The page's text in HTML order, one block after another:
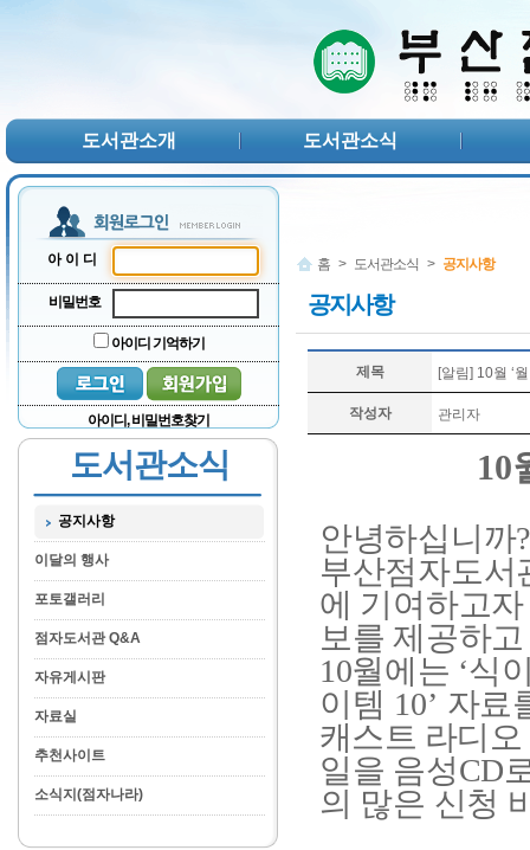
도서관소개 도서관소식
아이디
비밀번호
아이디 기억하기
아이디, 비밀번호찾기
도서관소식
공지사항
이달의 행사
포토갤러리
점자도서관 Q&A
자유게시판
자료실
추천사이트
소식지(점자나라)
홈 > 도서관소식 > 공지사항
공지사항
제목 [알림] 10월 ‘
작성자 관리자
10
안녕하십니까?
부산점자도서
에 기여하고
보를 제공하
10월에는 ‘식
이템 10’ 자료
캐스트 라디
일을 음성CD
의 많은 신청